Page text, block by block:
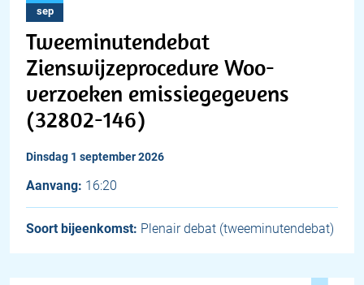
sep
Tweeminutendebat
Zienswijzeprocedure Woo-
verzoeken emissiegegevens
(32802-146)
dinsdag 1 september 2026
Aanvang: 16:20
Soort bijeenkomst: Plenair debat (tweeminutendebat)